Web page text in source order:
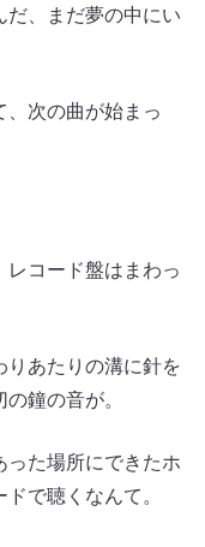
だ、まだ夢の中にい
、次の曲が始まっ
コード盤はまわっ
りあたりの溝に針を
鐘の音が。
った場所にできたホ
で聴くなんて。